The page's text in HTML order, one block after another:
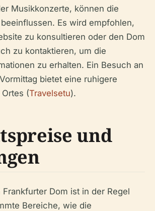
Musikkonzerte, können die
Es wird empfohlen,
zu konsultieren oder den Dom
zu kontaktieren, um die
zu erhalten. Ein Besuch an
bietet eine ruhigere
(Travelsetu).
und
Frankfurter Dom ist in der Regel
Bereiche, wie die